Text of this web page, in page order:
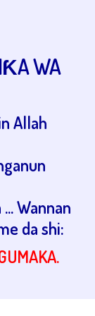
WA
Allah
Wannan
da shi: